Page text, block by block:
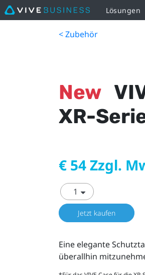
Lösungen
< Zubehör
New
XR-
€ 54 Zzgl.
Jetzt kaufen
Eine elegante
überallhin